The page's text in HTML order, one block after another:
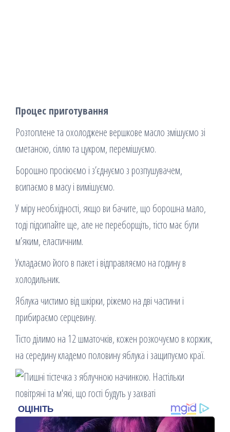
Процес приготування
Розтоплене та охолоджене вершкове масло змішуємо зі
сметаною, сіллю та цукром, перемішуємо.
Борошно просіюємо і з’єднуємо з розпушувачем,
всипаємо в масу і вимішуємо.
У міру необхідності, якщо ви бачите, що борошна мало,
тоді підсипайте ще, але не переборщіть, тісто має бути
м’яким, еластичним.
Укладаємо його в пакет і відправляємо на годину в
холодильник.
Яблука чистимо від шкірки, ріжемо на дві частини і
прибираємо серцевину.
Тісто ділимо на 12 шматочків, кожен розкочуємо в коржик,
на середину кладемо половину яблука і защипуємо краї.